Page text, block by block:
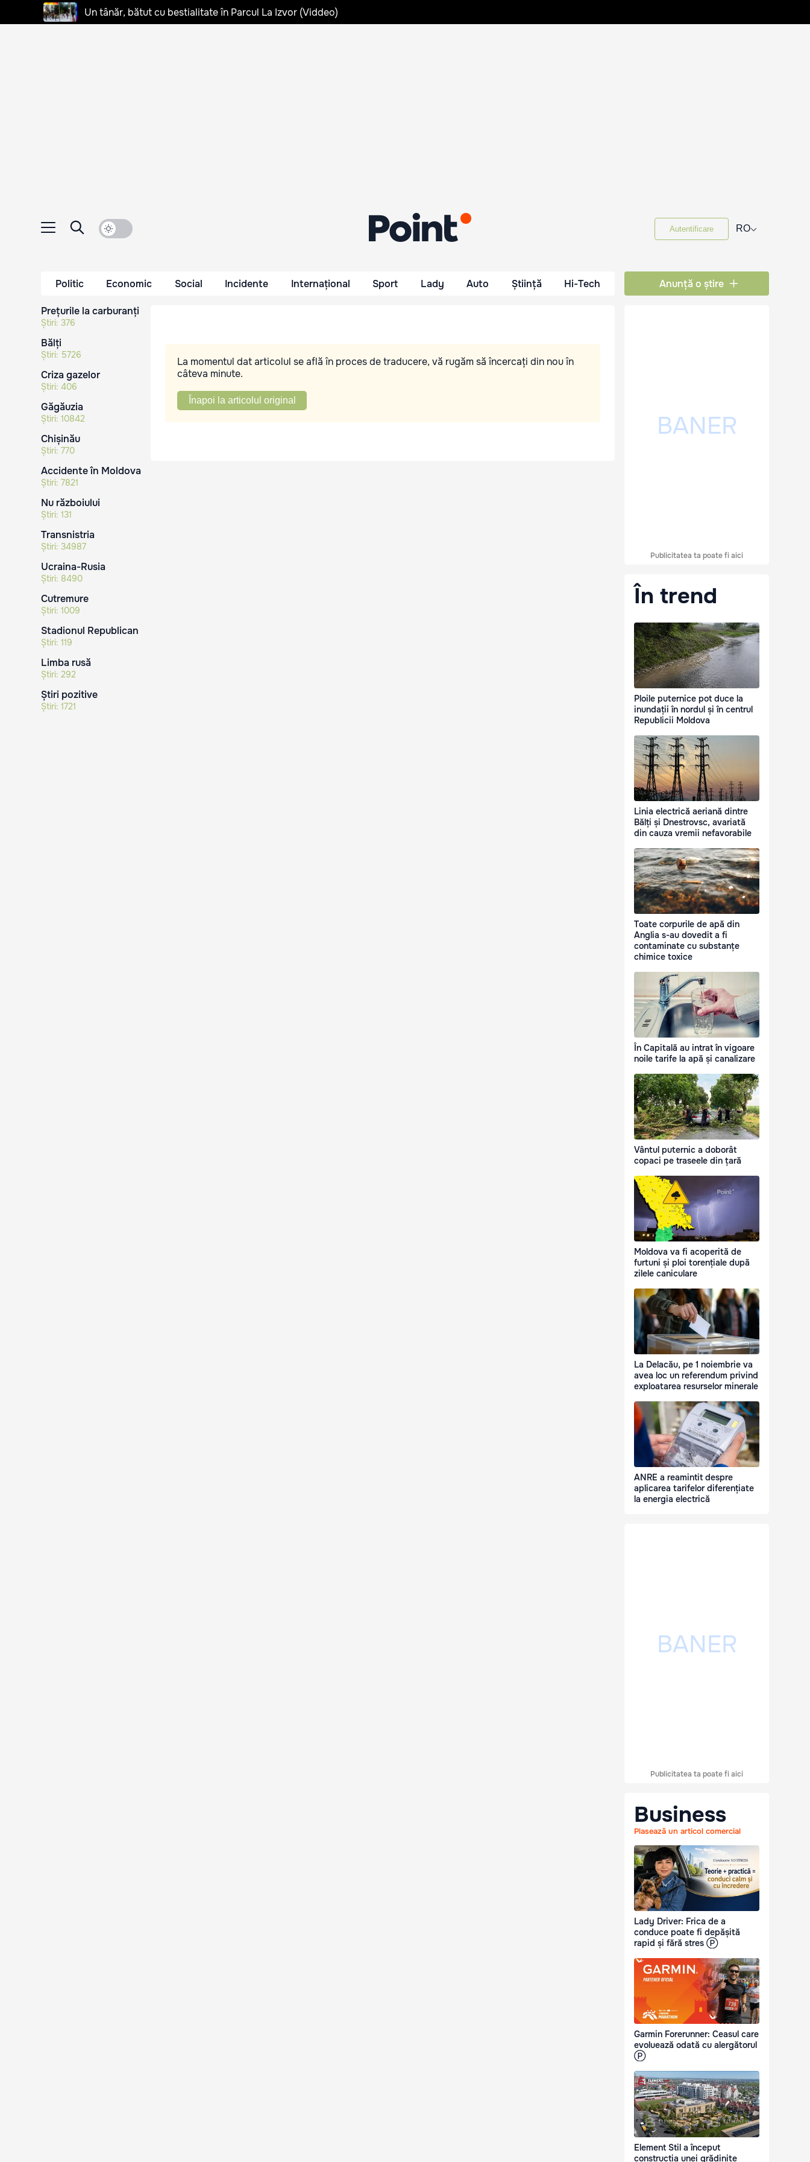
Un tânăr, bătut cu bestialitate în Parcul La Izvor (Viddeo)
Autentificare RO⌵
Politic Economic Social Incidente Internațional Sport Lady Auto Știință Hi-Tech Anunță o știre
Prețurile la carburanți
Știri: 376
Bălți
Știri: 5726
Criza gazelor
Știri: 406
Găgăuzia
Știri: 10842
Chișinău
Știri: 770
Accidente în Moldova
Știri: 7821
Nu războiului
Știri: 131
Transnistria
Știri: 34987
Ucraina-Rusia
Știri: 8490
Cutremure
Știri: 1009
Stadionul Republican
Știri: 119
Limba rusă
Știri: 292
Știri pozitive
Știri: 1721
La momentul dat articolul se află în proces de traducere, vă rugăm să încercați din nou în
câteva minute.
Înapoi la articolul original
Publicitatea ta poate fi aici
În trend
Ploile puternice pot duce la
inundații în nordul și în centrul
Republicii Moldova
Linia electrică aeriană dintre
Bălți și Dnestrovsc, avariată
din cauza vremii nefavorabile
Toate corpurile de apă din
Anglia s-au dovedit a fi
contaminate cu substanțe
chimice toxice
În Capitală au intrat în vigoare
noile tarife la apă și canalizare
Vântul puternic a doborât
copaci pe traseele din țară
Moldova va fi acoperită de
furtuni și ploi torențiale după
zilele caniculare
La Delacău, pe 1 noiembrie va
avea loc un referendum privind
exploatarea resurselor minerale
ANRE a reamintit despre
aplicarea tarifelor diferențiate
la energia electrică
Publicitatea ta poate fi aici
Business
Plasează un articol comercial
Lady Driver: Frica de a
conduce poate fi depășită
rapid și fără stres Ⓟ
Garmin Forerunner: Ceasul care
evoluează odată cu alergătorul
Ⓟ
Element Stil a început
construcția unei grădinițe